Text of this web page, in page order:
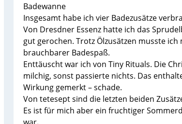
Badewanne
Insgesamt habe ich vier Badezusätze
Von Dresdner Essenz hatte ich das
gut gerochen. Trotz Ölzusätzen musste
brauchbarer Badespaß.
Enttäuscht war ich von Tiny Rituals. Die
milchig, sonst passierte nichts. Das
Wirkung gemerkt – schade.
Von tetesept sind die letzten beiden
Es ist für mich aber ein fruchtiger